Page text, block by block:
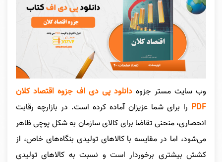
وب سایت مستر جزوه دانلود پی دی اف جزوه اقتصاد کلان
PDF را برای شما عزیزان آماده کرده است. در بازارچه رقابت
انحصاری، منحنی تقاضا برای کالای سازمان به شکل پوچی ظاهر
می‌شود، اما در مقایسه با کالاهای تولیدی بنگاه‌های خاص، از
کشش بیشتری برخوردار است و نسبت به کالاهای تولیدی